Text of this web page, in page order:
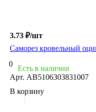
3.73 ₽/шт
Саморез кровельный
0
Есть в наличии
Арт. АВ5106303831007
В корзину